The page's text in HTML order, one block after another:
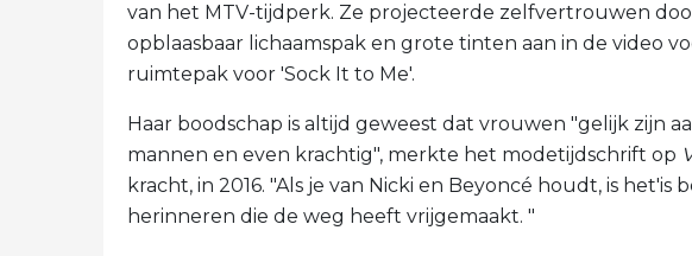
van het MTV-tijdperk. Ze projecteerde zelfvertrouwen
opblaasbaar lichaamspak en grote tinten aan in de video
ruimtepak voor 'Sock It to Me'.
Haar boodschap is altijd geweest dat vrouwen "gelijk zijn
mannen en even krachtig", merkte het modetijdschrift op
kracht, in 2016. "Als je van Nicki en Beyoncé houdt, is
herinneren die de weg heeft vrijgemaakt. "